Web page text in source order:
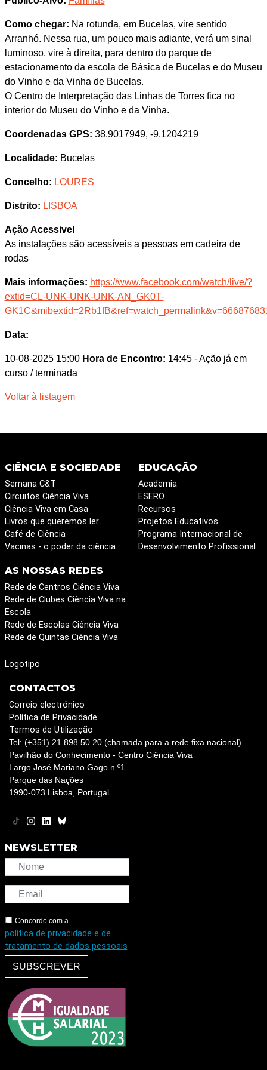
Como chegar: Na rotunda, em Bucelas, vire sentido
Arranhó. Nessa rua, um pouco mais adiante, verá um sinal
luminoso, vire à direita, para dentro do parque de
estacionamento da escola de Básica de Bucelas e do Museu
do Vinho e da Vinha de Bucelas.
O Centro de Interpretação das Linhas de Torres fica no
interior do Museu do Vinho e da Vinha.
Coordenadas GPS: 38.9017949, -9.1204219
Localidade: Bucelas
Concelho: LOURES
Distrito: LISBOA
Ação Acessivel
As instalações são acessíveis a pessoas em cadeira de
rodas
Mais informações: https://www.facebook.com/watch/live/?
extid=CL-UNK-UNK-UNK-AN_GK0T-
Data:
10-08-2025 15:00 Hora de Encontro: 14:45 - Ação já em
curso / terminada
Voltar à listagem
CIÊNCIA E SOCIEDADE
Semana C&T
Circuitos Ciência Viva
Ciência Viva em Casa
Livros que queremos ler
Café de Ciência
Vacinas - o poder da ciência
EDUCAÇÃO
Academia
ESERO
Recursos
Projetos Educativos
Programa Internacional de
Desenvolvimento Profissional
AS NOSSAS REDES
Rede de Centros Ciência Viva
Rede de Clubes Ciência Viva na
Escola
Rede de Escolas Ciência Viva
Rede de Quintas Ciência Viva
Logotipo
CONTACTOS
Correio electrónico
Política de Privacidade
Termos de Utilização
Tel: (+351) 21 898 50 20 (chamada para a rede fixa nacional)
Pavilhão do Conhecimento - Centro Ciência Viva
Largo José Mariano Gago n.º1
Parque das Nações
1990-073 Lisboa, Portugal
NEWSLETTER
Concordo com a
política de privacidade e de
tratamento de dados pessoais
SUBSCREVER